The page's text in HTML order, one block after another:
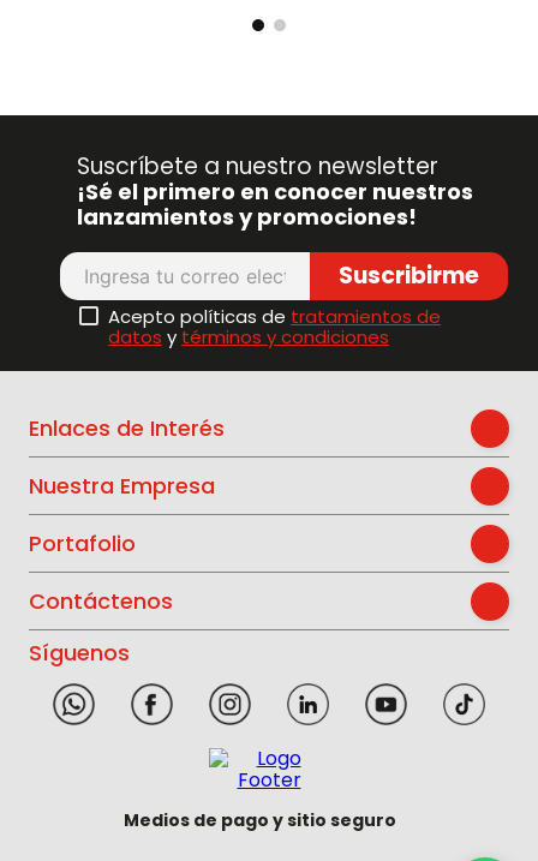
Suscríbete a nuestro newsletter
¡Sé el primero en conocer nuestros
lanzamientos y promociones!
Suscribirme
Acepto políticas de tratamientos de
datos y términos y condiciones
Enlaces de Interés
Nuestra Empresa
Portafolio
Contáctenos
Síguenos
Medios de pago y sitio seguro